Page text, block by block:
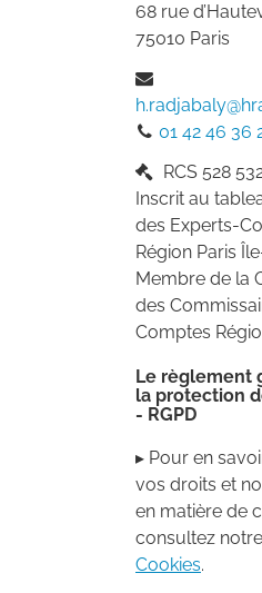
68 rue
75010 Paris
01 42 46 36
RCS 528
Inscrit au
des Experts-
Région Paris
Membre de la
des
Comptes
Le règlement
la protection
- RGPD
▸ Pour en
vos droits et
en matière de
consultez notre
Cookies.